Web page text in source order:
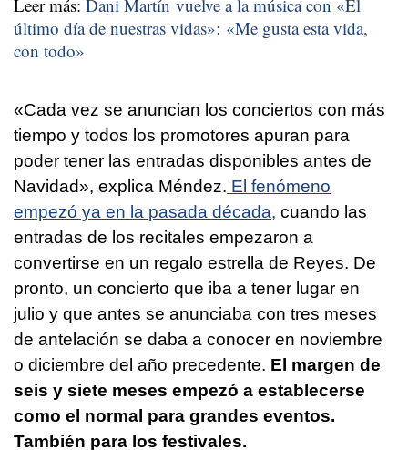
Leer más: Dani Martín vuelve a la música con «El
último día de nuestras vidas»: «Me gusta esta vida,
con todo»
«Cada vez se anuncian los conciertos con más
tiempo y todos los promotores apuran para
poder tener las entradas disponibles antes de
Navidad», explica Méndez. El fenómeno
empezó ya en la pasada década, cuando las
entradas de los recitales empezaron a
convertirse en un regalo estrella de Reyes. De
pronto, un concierto que iba a tener lugar en
julio y que antes se anunciaba con tres meses
de antelación se daba a conocer en noviembre
o diciembre del año precedente. El margen de
seis y siete meses empezó a establecerse
como el normal para grandes eventos.
También para los festivales.